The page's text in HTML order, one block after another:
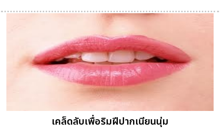
เคล็ดลับเพื่อริมฝีปากเนียนนุ่ม